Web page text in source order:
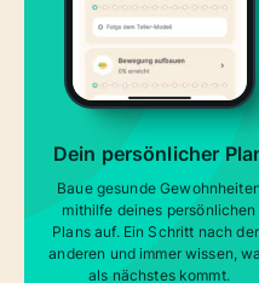
Dein persönlicher
Baue gesunde Gewohnheiten
mithilfe deines persönlichen
Plans auf. Ein Schritt nach
anderen und immer wissen,
als nächstes kommt.